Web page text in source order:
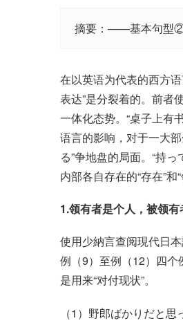
摘要：——基本句型
在以英语为代表的西方
表达”是分裂着的。前者
一体化态势。“桌子上有
语言的影响，对于一大部
る”争地盘的局面。“持
内部各自存在的“存在”和“
1.领有者是个人，被领有
使用少納言查阅現代日
例（9）至例（12）四个
是用来“对付现状”。
（1）野郎ばかりだと